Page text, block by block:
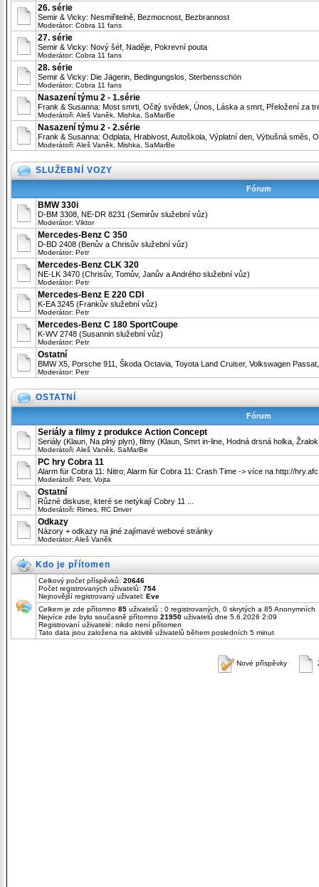
26. série
Semir & Vicky: Nesmiřitelně, Bezmocnost, Bezbrannost
Moderátor: Cobra 11 fans
27. série
Semir & Vicky: Nový šéf, Naděje, Pokrevní pouta
Moderátor: Cobra 11 fans
28. série
Semir & Vicky: Die Jägerin, Bedingungslos, Sterbensschön
Moderátor: Cobra 11 fans
Nasazení týmu 2 - 1.série
Frank & Susanna: Most smrti, Očitý svědek, Únos, Láska a smrt, Přeložení za
Moderátoři: Aleš Vaněk Mishka SaMarBe
Nasazení týmu 2 - 2.série
Frank & Susanna: Odplata, Hrabivost, Autoškola, Výplatní den, Výbušná směs,
Moderátoři: Aleš Vaněk Mishka SaMarBe
SLUŽEBNÍ VOZY
Fórum
BMW 330i
D-BM 3308, NE-DR 8231 (Semirův služební vůz)
Moderátor: Viktor
Mercedes-Benz C 350
D-BD 2408 (Benův a Chrisův služební vůz)
Moderátor: Petr
Mercedes-Benz CLK 320
NE-LK 3470 (Chrisův, Tomův, Janův a Andrého služební vůz)
Moderátor: Petr
Mercedes-Benz E 220 CDI
K-EA 3245 (Frankův služební vůz)
Moderátor: Petr
Mercedes-Benz C 180 SportCoupe
K-WV 2748 (Susannin služební vůz)
Moderátor: Petr
Ostatní
BMW X5, Porsche 911, Škoda Octavia, Toyota Land Cruiser, Volkswagen
Moderátor: Petr
OSTATNÍ
Fórum
Seriály a filmy z produkce Action Concept
Seriály (Klaun, Na plný plyn), filmy (Klaun, Smrt in-line, Hodná drsná holka,
Moderátoři: Aleš Vaněk SaMarBe
PC hry Cobra 11
Alarm für Cobra 11: Nitro; Alarm für Cobra 11: Crash Time -> více na http://
Moderátoři: Petr, Vojta
Ostatní
Různé diskuse, které se netýkají Cobry 11 ...
Moderátoři: Rimes RC Driver
Odkazy
Názory + odkazy na jiné zajímavé webové stránky
Moderátor: Aleš Vaněk
Kdo je přítomen
Celkový počet příspěvků: 20646
Počet registrovaných uživatelů: 754
Nejnovější registrovaný uživatel: Eve
Celkem je zde přítomno 85 uživatelů : 0 registrovaných, 0 skrytých a 85
Nejvíce zde bylo současně přítomno 21950 uživatelů dne 5.6.2026 2:09
Registrovaní uživatelé: nikdo není přítomen
Tato data jsou založena na aktivitě uživatelů během posledních 5 minut
Nové příspěvky